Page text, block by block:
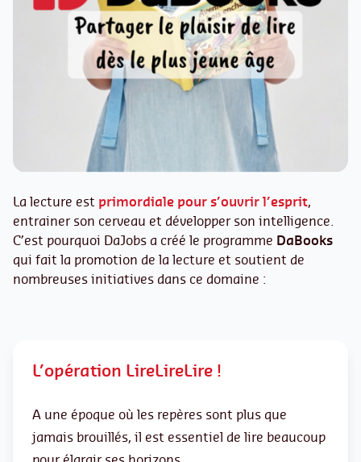
La lecture est primordiale pour s’ouvrir l’esprit,
entrainer son cerveau et développer son intelligence.
C’est pourquoi DaJobs a créé le programme DaBooks
qui fait la promotion de la lecture et soutient de
nombreuses initiatives dans ce domaine :
L’opération LireLireLire !
A une époque où les repères sont plus que
jamais brouillés, il est essentiel de lire beaucoup